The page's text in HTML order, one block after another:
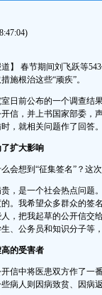
道】 春节期间刘飞跃等
施根治这些“顽疾”。
日前公布的一个调查结
信，并上书国家部委，
，就相关问题作了回答
扩大影响
会想到“征集签名”？这
，是一个社会热点问题
。我希望众多群众的签
，把我起草的公开信交
、公务员和知识分子等
的受害者
信中将医患双方作了一
病人则因病致贫、因病